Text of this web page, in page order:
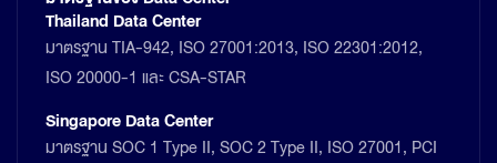
Thailand Data Center
มาตรฐาน TIA-942, ISO 27001:2013, ISO 22301:2012,
ISO 20000-1 และ CSA-STAR
Singapore Data Center
มาตรฐาน SOC 1 Type II, SOC 2 Type II, ISO 27001, PCI